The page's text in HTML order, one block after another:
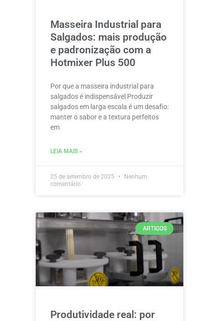
Masseira Industrial para
Salgados: mais produção
e padronização com a
Hotmixer Plus 500
Por que a masseira industrial para
salgados é indispensável Produzir
salgados em larga escala é um desafio:
manter o sabor e a textura perfeitos
em
LEIA MAIS »
25 de setembro de 2025
Nenhum
comentário
ARTIGOS
Produtividade real: por